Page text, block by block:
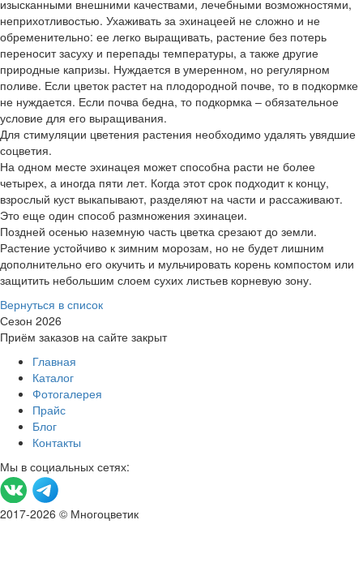
изысканными внешними качествами, лечебными возможностями,
неприхотливостью. Ухаживать за эхинацеей не сложно и не
обременительно: ее легко выращивать, растение без потерь
переносит засуху и перепады температуры, а также другие
природные капризы. Нуждается в умеренном, но регулярном
поливе. Если цветок растет на плодородной почве, то в подкормке
не нуждается. Если почва бедна, то подкормка – обязательное
условие для его выращивания.
Для стимуляции цветения растения необходимо удалять увядшие
соцветия.
На одном месте эхинацея может способна расти не более
четырех, а иногда пяти лет. Когда этот срок подходит к концу,
взрослый куст выкапывают, разделяют на части и рассаживают.
Это еще один способ размножения эхинацеи.
Поздней осенью наземную часть цветка срезают до земли.
Растение устойчиво к зимним морозам, но не будет лишним
дополнительно его окучить и мульчировать корень компостом или
защитить небольшим слоем сухих листьев корневую зону.
Вернуться в список
Сезон 2026
Приём заказов на сайте закрыт
Главная
Каталог
Фотогалерея
Прайс
Блог
Контакты
Мы в социальных сетях:
2017-2026 © Многоцветик